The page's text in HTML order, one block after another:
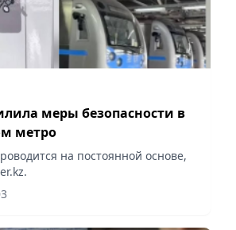
меры безопасности в
метро
на постоянной основе,